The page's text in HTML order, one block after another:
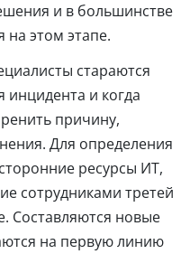
и в большинстве
на этом этапе.
стараются
и когда
причину,
Для определения
ресурсы ИТ,
сотрудниками третей
Составляются новые
на первую линию